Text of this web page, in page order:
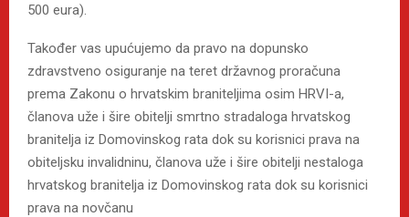
500 eura).
Također vas upućujemo da pravo na dopunsko
zdravstveno osiguranje na teret državnog proračuna
prema Zakonu o hrvatskim braniteljima osim HRVI-a,
članova uže i šire obitelji smrtno stradaloga hrvatskog
branitelja iz Domovinskog rata dok su korisnici prava na
obiteljsku invalidninu, članova uže i šire obitelji nestaloga
hrvatskog branitelja iz Domovinskog rata dok su korisnici
prava na novčanu